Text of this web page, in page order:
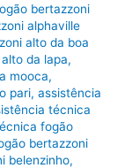
bertazzoni
alphaville
alto da boa
da lapa,
mooca,
pari,assistência
técnica
fogão
bertazzoni
belenzinho,